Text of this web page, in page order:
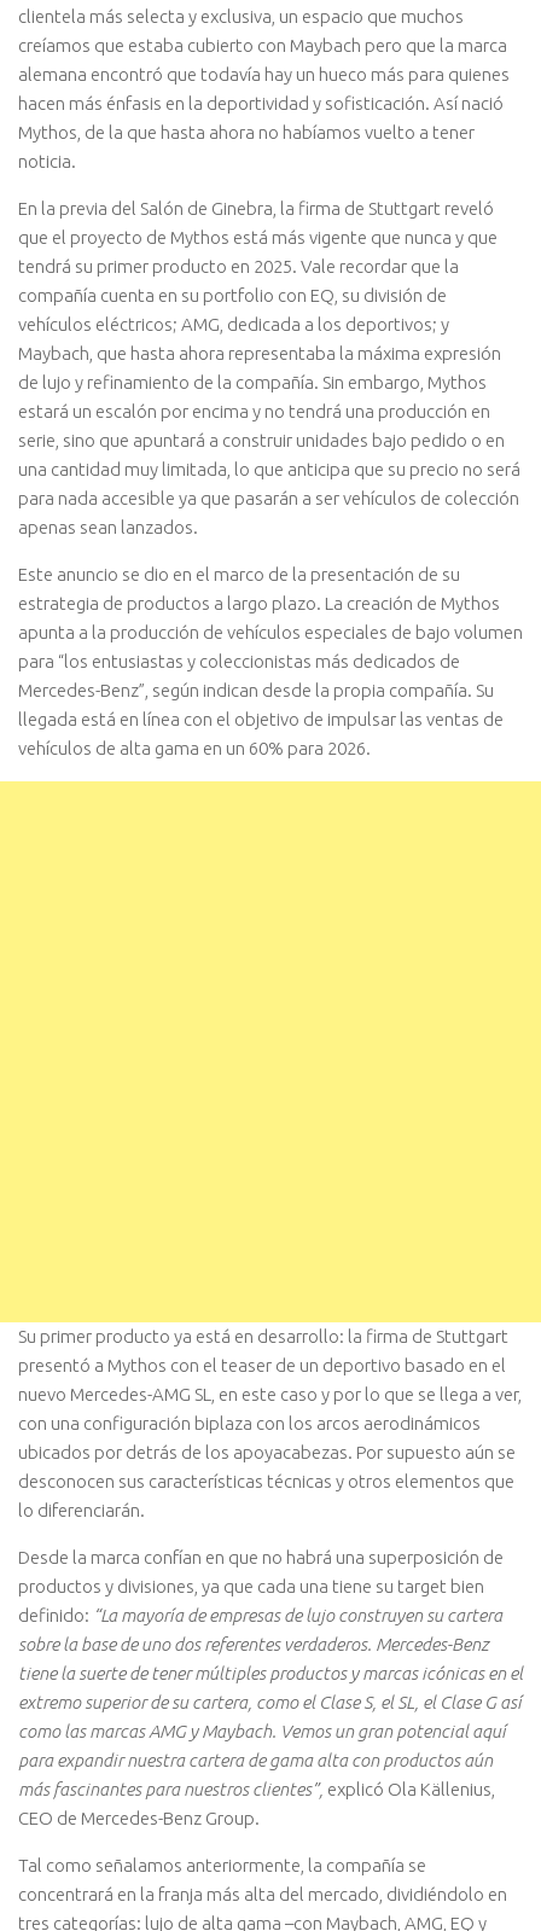
clientela más selecta y exclusiva, un espacio que muchos
creíamos que estaba cubierto con Maybach pero que la marca
alemana encontró que todavía hay un hueco más para quienes
hacen más énfasis en la deportividad y sofisticación. Así nació
Mythos, de la que hasta ahora no habíamos vuelto a tener
noticia.
En la previa del Salón de Ginebra, la firma de Stuttgart reveló
que el proyecto de Mythos está más vigente que nunca y que
tendrá su primer producto en 2025. Vale recordar que la
compañía cuenta en su portfolio con EQ, su división de
vehículos eléctricos; AMG, dedicada a los deportivos; y
Maybach, que hasta ahora representaba la máxima expresión
de lujo y refinamiento de la compañía. Sin embargo, Mythos
estará un escalón por encima y no tendrá una producción en
serie, sino que apuntará a construir unidades bajo pedido o en
una cantidad muy limitada, lo que anticipa que su precio no será
para nada accesible ya que pasarán a ser vehículos de colección
apenas sean lanzados.
Este anuncio se dio en el marco de la presentación de su
estrategia de productos a largo plazo. La creación de Mythos
apunta a la producción de vehículos especiales de bajo volumen
para “los entusiastas y coleccionistas más dedicados de
Mercedes-Benz”, según indican desde la propia compañía. Su
llegada está en línea con el objetivo de impulsar las ventas de
vehículos de alta gama en un 60% para 2026.
Su primer producto ya está en desarrollo: la firma de Stuttgart
presentó a Mythos con el teaser de un deportivo basado en el
nuevo Mercedes-AMG SL, en este caso y por lo que se llega a ver,
con una configuración biplaza con los arcos aerodinámicos
ubicados por detrás de los apoyacabezas. Por supuesto aún se
desconocen sus características técnicas y otros elementos que
lo diferenciarán.
Desde la marca confían en que no habrá una superposición de
productos y divisiones, ya que cada una tiene su target bien
definido: “La mayoría de empresas de lujo construyen su cartera
sobre la base de uno dos referentes verdaderos. Mercedes-Benz
tiene la suerte de tener múltiples productos y marcas icónicas en el
extremo superior de su cartera, como el Clase S, el SL, el Clase G así
como las marcas AMG y Maybach. Vemos un gran potencial aquí
para expandir nuestra cartera de gama alta con productos aún
más fascinantes para nuestros clientes”, explicó Ola Källenius,
CEO de Mercedes-Benz Group.
Tal como señalamos anteriormente, la compañía se
concentrará en la franja más alta del mercado, dividiéndolo en
tres categorías: lujo de alta gama –con Maybach, AMG, EQ y